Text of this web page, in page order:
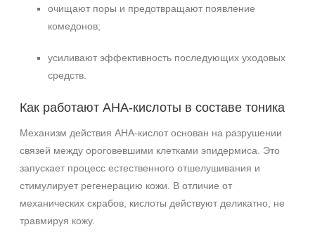
Шея
Ингредиенты
Миндальная кислота
Молочная кислота
Пантенол
Показать еще
Время применения
очищают поры и предотвращают появление
комедонов;
усиливают эффективность последующих уходовых
средств.
Как работают AHA‑кислоты в составе тоника
Механизм действия AHA‑кислот основан на разрушении
связей между ороговевшими клетками эпидермиса. Это
запускает процесс естественного отшелушивания и
стимулирует регенерацию кожи. В отличие от
механических скрабов, кислоты действуют деликатно, не
травмируя кожу.